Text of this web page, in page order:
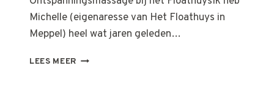
Michelle (eigenaresse van Het Floathuys in
Meppel) heel wat jaren geleden…
LEES MEER HET